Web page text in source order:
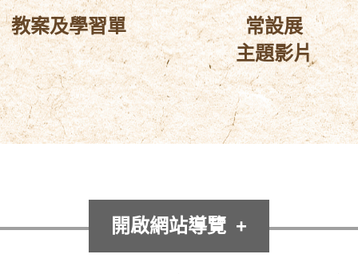
設
展
實
境
解
生
課
程
07
〈常
設
展
主
片〉
常
題
教
師
資
源,
課
程
2025-
在
教案及學習單
常設展
主題影片
開啟網站導覽